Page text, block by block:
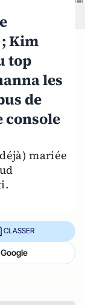
Kim
top
les
de
console
mariée
CLASSER